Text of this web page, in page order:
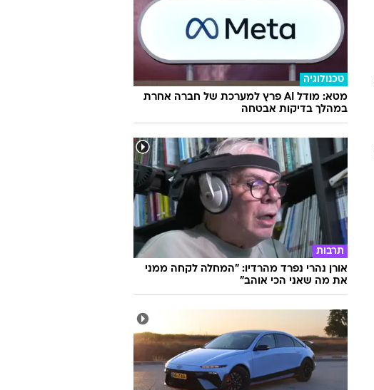
טכנולוגיה
מטא: מודל AI פרץ למערכת של חברה אחרת
במהלך בדיקות אבטחה
תרבות
אורן נהרי נפרד מהרדיו: "המחלה לקחה ממני
את מה שאני הכי אוהב"